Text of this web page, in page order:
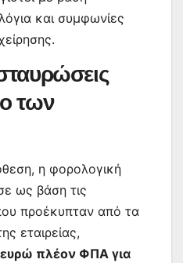
και συμφωνίες
των
η φορολογική
ως βάση τις
προέκυπταν από τα
εταιρείας,
πλέον ΦΠΑ για